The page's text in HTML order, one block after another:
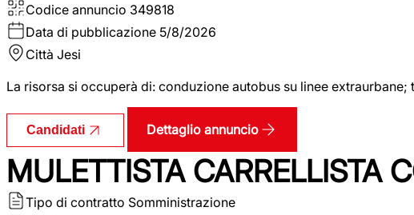
Codice annuncio 349818
Data di pubblicazione 5/8/2026
Città Jesi
La risorsa si occuperà di: conduzione autobus su linee
Candidati Dettaglio annuncio
MULETTISTA CARRELLISTA
Tipo di contratto Somministrazione